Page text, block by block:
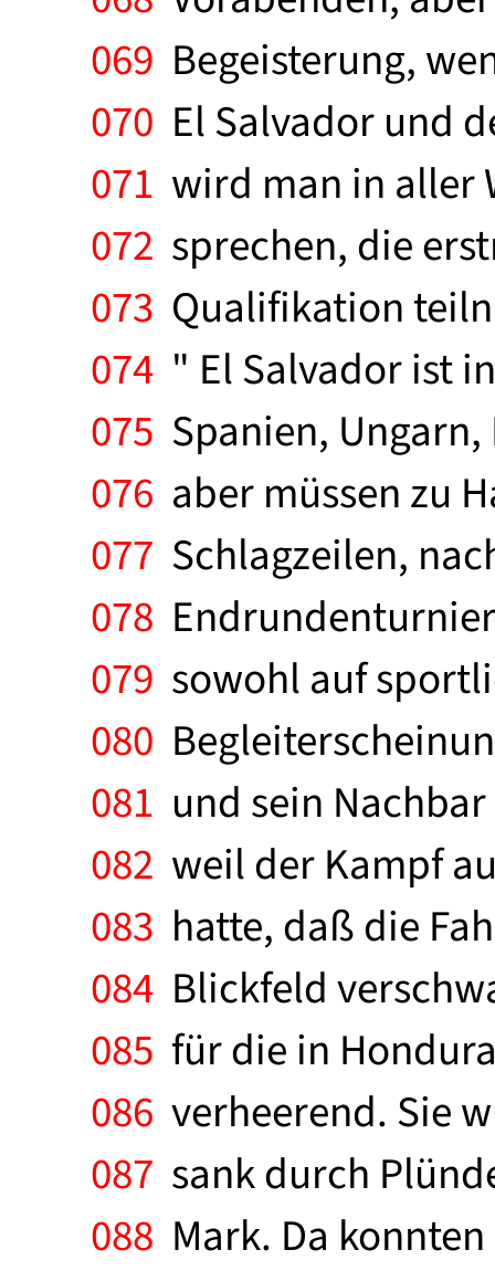
069 Begeisterung,
070 El Salvador und
071 wird man in aller
072 sprechen, die
073 Qualifikation
074 " El Salvador ist
075 Spanien,
076 aber müssen zu
077 Schlagzeilen,
078
079 sowohl auf
080
081 und sein
082 weil der Kampf
083 hatte, daß die
084 Blickfeld
085 für die in
086 verheerend. Sie
087 sank durch
088 Mark. Da